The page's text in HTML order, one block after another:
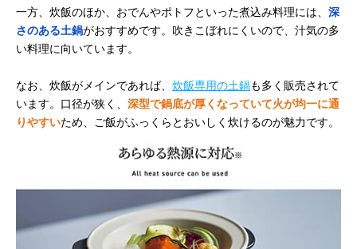
一方、炊飯のほか、おでんやポトフといった煮込み料理には、 深
さのある土鍋がおすすめです。吹きこぼれにくいので、汁気の多
い料理に向いています。
なお、炊飯がメインであれば、 炊飯専用の土鍋も多く販売されて
います。口径が狭く、 深型で鍋底が厚くなっていて火が均一に通
りやすいため、ご飯がふっくらとおいしく炊けるのが魅力です。